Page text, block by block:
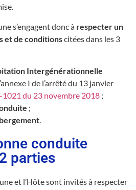
s’engagent donc à respecter un
et de conditionscitées dans les 3
Intergénérationnelle
I de l’arrêté du 13 janvier
1021 du 23 novembre 2018 ;
;
.
conduite
parties
et l’Hôte sont invités à respecter